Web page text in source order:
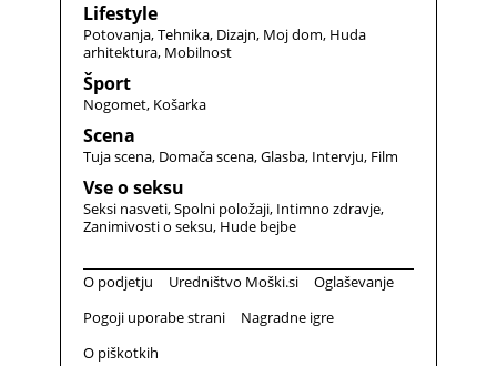
Lifestyle
Potovanja Tehnika Dizajn Moj dom Huda
arhitektura Mobilnost
Šport
Nogomet Košarka
Scena
Tuja scena Domača scena Glasba Intervju Film
Vse o seksu
Seksi nasveti Spolni položaji Intimno zdravje
Zanimivosti o seksu Hude bejbe
O podjetju Uredništvo Moški.si
Oglaševanje
Pogoji uporabe strani
Nagradne igre
O piškotkih